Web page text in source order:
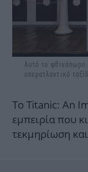
Αυτό το
υπερατλαντικό
Το Titanic: An
εμπειρία που
τεκμηρίωση